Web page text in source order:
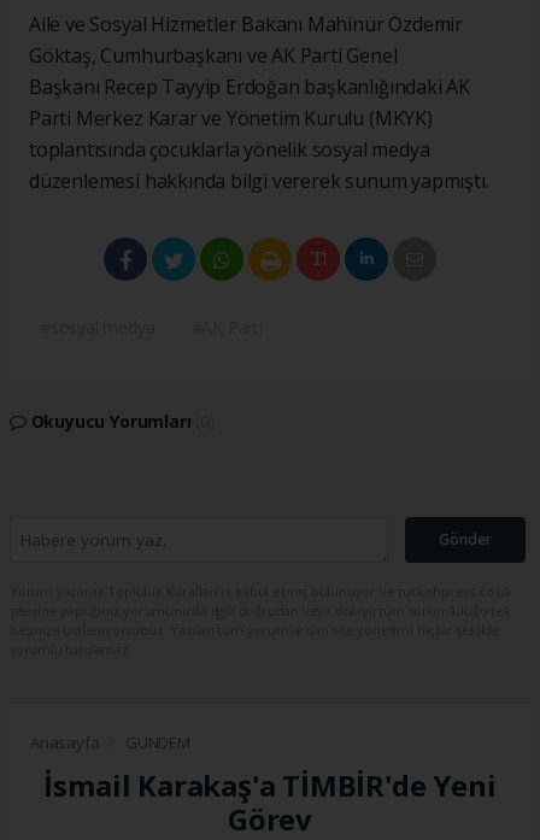
Aile ve Sosyal Hizmetler Bakanı Mahinur Özdemir
Göktaş, Cumhurbaşkanı ve AK Parti Genel
Başkanı Recep Tayyip Erdoğan başkanlığındaki AK
Parti Merkez Karar ve Yönetim Kurulu (MKYK)
toplantısında çocuklarla yönelik sosyal medya
düzenlemesi hakkında bilgi vererek sunum yapmıştı.
Okuyucu Yorumları
Gönder
Anasayfa GÜNDEM
İsmail Karakaş'a TİMBİR'de Yeni
Görev